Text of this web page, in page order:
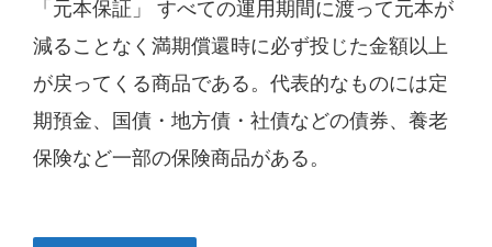
「元本保証」 すべての運用期間に渡って元本が
減ることなく満期償還時に必ず投じた金額以上
が戻ってくる商品である。代表的なものには定
期預金、国債・地方債・社債などの債券、養老
保険など一部の保険商品がある。